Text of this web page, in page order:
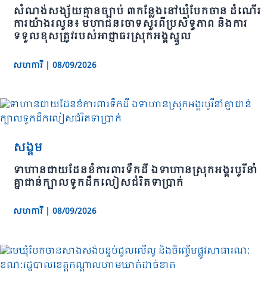
សំណង់សង្ស័យគ្មានច្បាប់ ៣កន្លែងនៅឃុំបែកចាន ដំណើរ
ការយ៉ាងរលូន៖ មហាជនចោទសួរពីប្រសិទ្ធភាព និងការ
ទទួលខុសត្រូវរបស់អាជ្ញាធរស្រុកអង្គស្នួល
សហការី | 08/09/2026
សង្គម
ទាហានជាយដែនខំការពារទឹកដី ឯទាហានស្រុកអង្គរបូរីនាំ
គ្នាជាន់ក្បាលទូកដឹកលៀសជំរិតទាប្រាក់
សហការី | 08/09/2026